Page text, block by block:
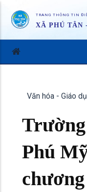
TRANG THÔNG TIN
XÃ PHÚ TÂN
Văn hóa - Giáo
Phú